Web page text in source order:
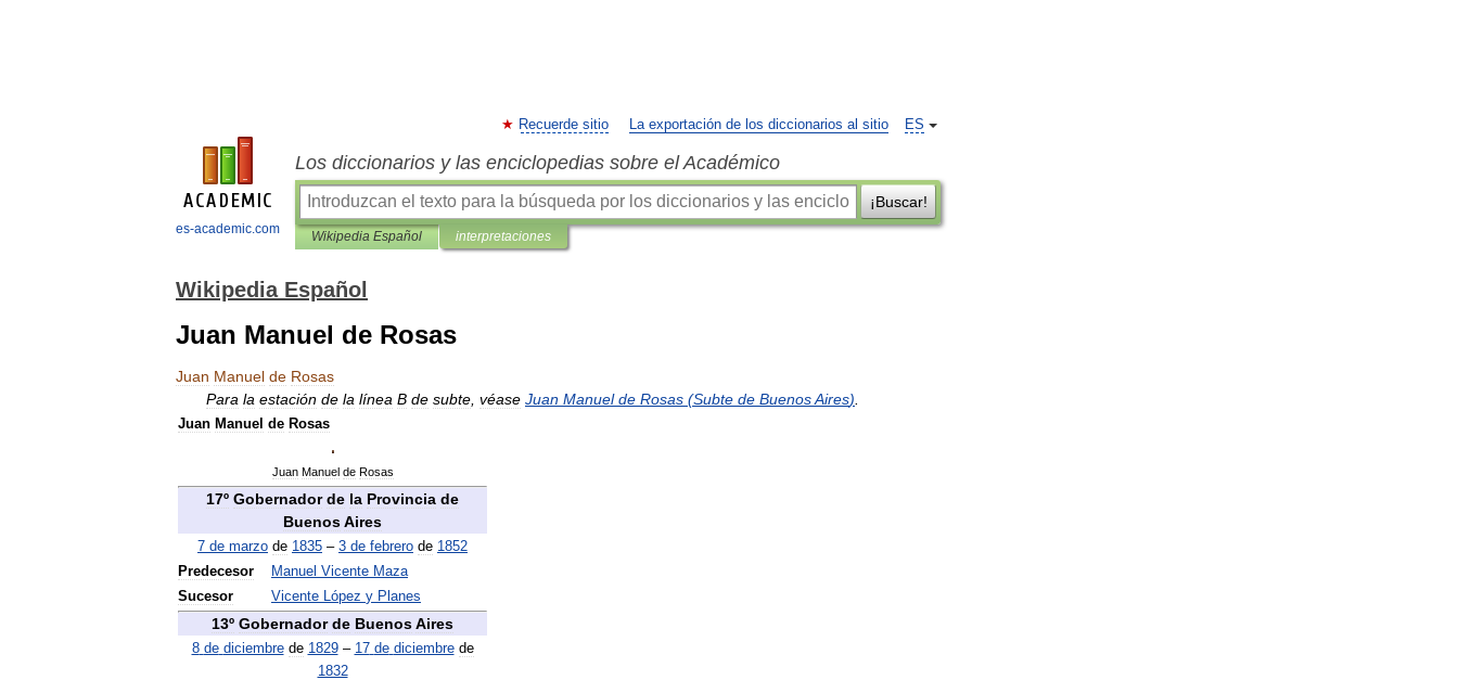
es-academic.com
ES
Recuerde sitio La exportación de los diccionarios al sitio
Los diccionarios y las enciclopedias sobre el Académico
¡Buscar!
Wikipedia Español interpretaciones
Wikipedia Español
Juan Manuel de Rosas
Juan Manuel de Rosas
Para la estación de la línea B de subte véase Juan Manuel de Rosas (Subte de BuenosAires)
Juan Manuel de Rosas
Juan Manuel de Rosas
17º Gobernador de la Provincia de
BuenosAires
7 de marzo de 1835 – 3 de febrero de 1852
Predecesor
Manuel Vicente Maza
Sucesor
Vicente López y Planes
13º Gobernador de BuenosAires
8 de diciembre de 1829– 17 de diciembre de
1832